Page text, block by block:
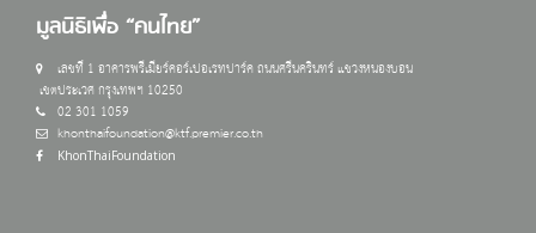
มูลนิธิเพื่อ “คนไทย”
เลขที่ 1 อาคารพรีเมียร์คอร์เปอเรทปาร์ค ถนนศรีนครินทร์ แขวงหนองบอน
เขตประเวศ กรุงเทพฯ 10250
02 301 1059
khonthaifoundation@ktf.premier.co.th
KhonThaiFoundation